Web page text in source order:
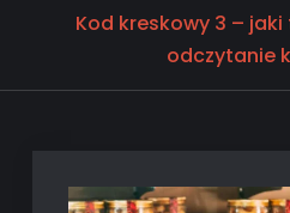
Kod kreskowy 3 –
odczytanie